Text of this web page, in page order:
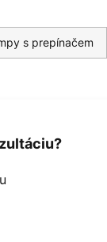
s prepínačem